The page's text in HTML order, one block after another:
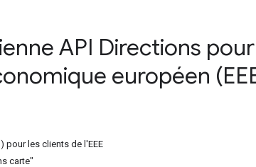
API Directions
européen
pour les clients de l'EEE
carte"